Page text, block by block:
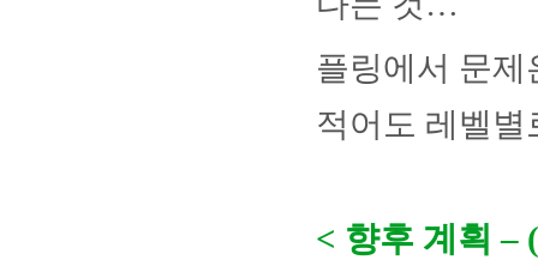
플링에서 문
적어도 레벨
< 향후 계획–